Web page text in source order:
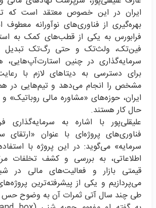
ایران در این خصوص معتقد است که
بهره‌گیری از فناوری‌های نوآورانه
فرابورس به یکی از قطب‌های کمک به
فین‌تک، ولث‌تک و حتی رگ‌تک تبدیل
سرمایه‌گذاری در چنین استارت‌آپ‌هایی،
برای دسترسی به دیتاهای لازم با
مشخص را انجام می‌دهد و تیم‌هایی در
ایران، حوزه‌های «مشاوره مالی
حال کار هستند.
علیقلی‌پور با اشاره به سرمایه‌گذاری
فناوری‌های پروژه‌ای با عنوان «ارتقای
سرمایه» می‌گوید: در این پروژه با
اطلاعاتی، به بررسی و کشف تخلفات
قیمتی بازار و فعالیت‌های مالی در
می‌پردازیم و یکی از پیشرفته‌ترین
طی چند سال آتی ثمرات آن به وضوح